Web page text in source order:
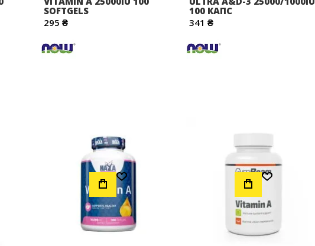
SOFTGELS
295 ₴
100 КАПС
341 ₴
Додати до Списку Бажань Додати до Списку Бажань